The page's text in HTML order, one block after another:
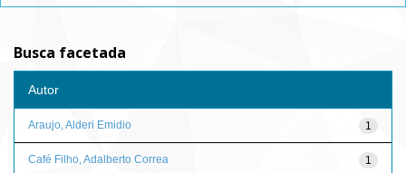
Busca facetada
Autor
1
Araujo, Alderi Emidio
1
Café Filho, Adalberto Correa